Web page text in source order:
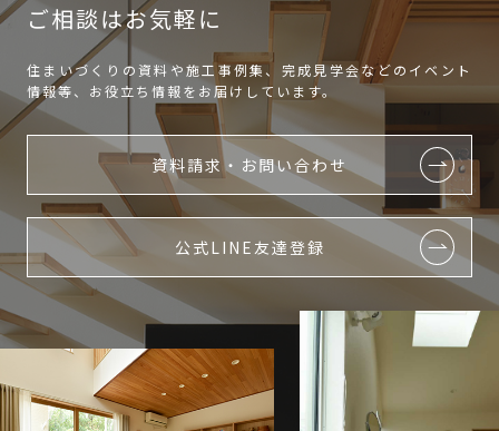
ご相談はお気軽に
住まいづくりの資料や施工事例集、完成見学会などのイベント
情報等、お役立ち情報をお届けしています。
資料請求・お問い合わせ
公式LINE友達登録